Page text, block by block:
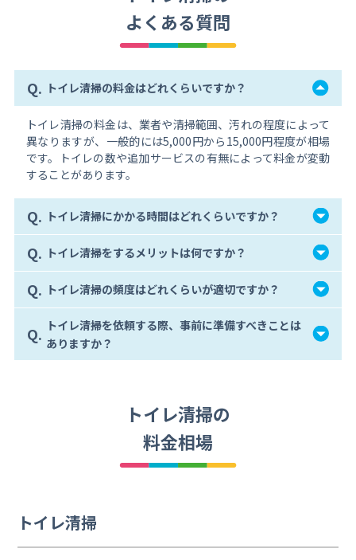
よくある質問
Q. トイレ清掃の料金はどれくらいですか？
トイレ清掃の料金は、業者や清掃範囲、汚れの程度によって
異なりますが、一般的には5,000円から15,000円程度が相場
です。トイレの数や追加サービスの有無によって料金が変動
することがあります。
Q. トイレ清掃にかかる時間はどれくらいですか？
Q. トイレ清掃をするメリットは何ですか？
Q. トイレ清掃の頻度はどれくらいが適切ですか？
Q. トイレ清掃を依頼する際、事前に準備すべきことは
ありますか？
トイレ清掃の
料金相場
トイレ清掃